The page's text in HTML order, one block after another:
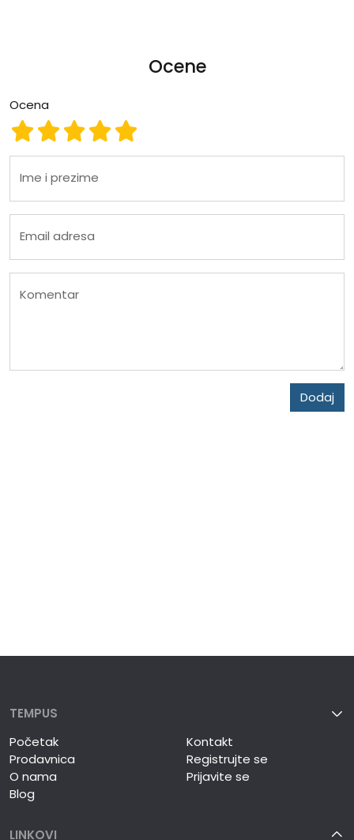
Ocene
Ocena
Ocena 5
Ocena 4
Ocena 3
Ocena 2
Ocena 1
Ime i prezime
Email adresa
Komentar
Dodaj
TEMPUS
Početak
Prodavnica
O nama
Blog
Kontakt
Registrujte se
Prijavite se
LINKOVI